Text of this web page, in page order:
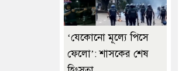
‘যেকোনো মূল্যে পিসে
ফেলো’: শাসকের শেষ